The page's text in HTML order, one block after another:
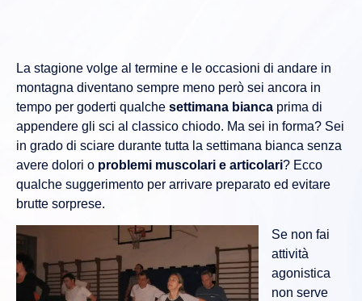
La stagione volge al termine e le occasioni di andare in
montagna diventano sempre meno però sei ancora in
tempo per goderti qualche settimana bianca prima di
appendere gli sci al classico chiodo. Ma sei in forma? Sei
in grado di sciare durante tutta la settimana bianca senza
avere dolori o problemi muscolari e articolari? Ecco
qualche suggerimento per arrivare preparato ed evitare
brutte sorprese.
Se non fai
attività
agonistica
non serve